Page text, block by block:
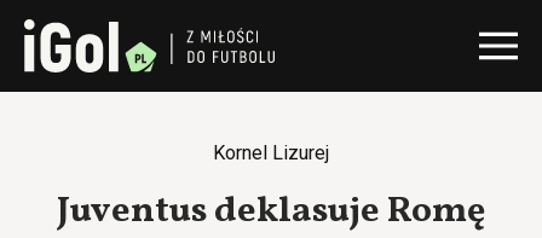
Kornel Lizurej
Juventus deklasuje Romę